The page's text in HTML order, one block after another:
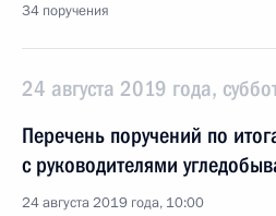
34 поручения
24 августа 2019 года,
Перечень поручений по
с руководителями
24 августа 2019 года, 10:00